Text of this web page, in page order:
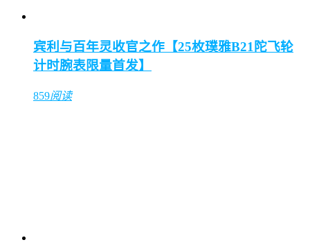
宾利与百年灵收官之作【25枚璞雅B21陀飞轮
计时腕表限量首发】
859阅读